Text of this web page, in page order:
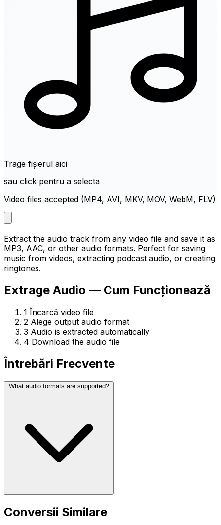
Trage fișierul aici
sau click pentru a selecta
Video files accepted (MP4, AVI, MKV, MOV, WebM, FLV)
Extract the audio track from any video file and save it as
MP3, AAC, or other audio formats. Perfect for saving
music from videos, extracting podcast audio, or creating
ringtones.
Extrage Audio — Cum Funcționează
1 Încarcă video file
2 Alege output audio format
3 Audio is extracted automatically
4 Download the audio file
Întrebări Frecvente
What audio formats are supported?
Conversii Similare